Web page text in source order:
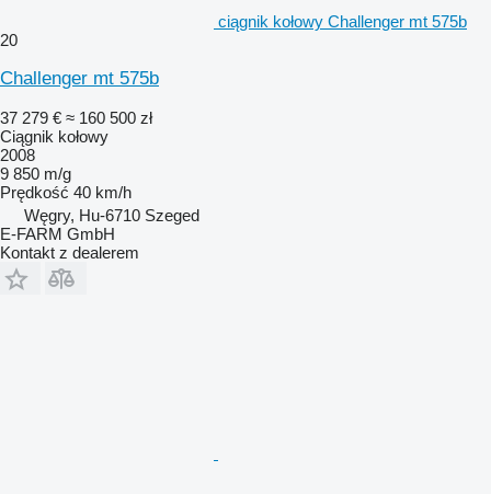
ciągnik kołowy Challenger mt 575b
20
Challenger mt 575b
37 279 € ≈ 160 500 zł
Ciągnik kołowy
2008
9 850 m/g
Prędkość 40 km/h
Węgry, Hu-6710 Szeged
E-FARM GmbH
Kontakt z dealerem